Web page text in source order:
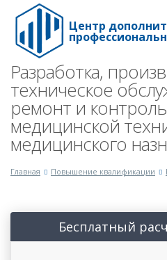
Центр
Разработка,
техническое
ремонт и
медицинской
медицинского
Главная Повышение квалификации
Бесплатный